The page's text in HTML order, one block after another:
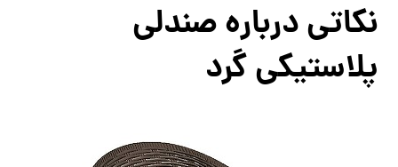
نکاتی درباره صندلی
پلاستیکی گرد